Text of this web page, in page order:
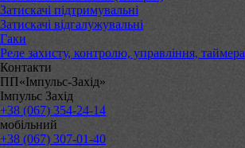
Затискачі підтримувальні
Затискачі відгалужувальні
Гаки
Реле захисту, контролю, управління, таймера
Контакти
ПП«Імпульс-Захід»
Імпульс Захід
+38 (067) 354-24-14
мобільний
+38 (067) 307-01-40